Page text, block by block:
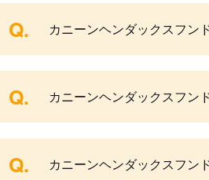
Q. カニーンヘンダックスフン
Q. カニーンヘンダックスフン
Q. カニーンヘンダックスフン